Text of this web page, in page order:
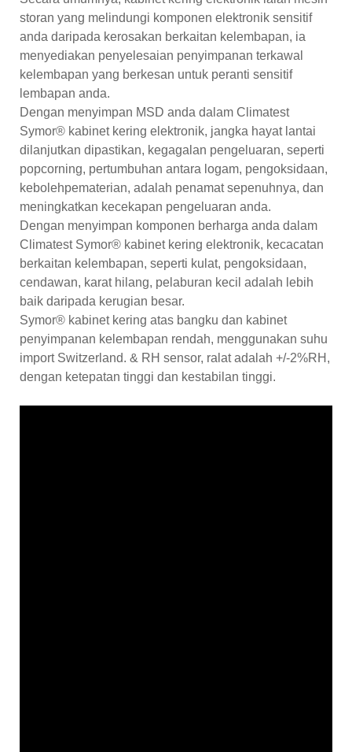
storan yang melindungi komponen elektronik sensitif
anda daripada kerosakan berkaitan kelembapan, ia
menyediakan penyelesaian penyimpanan terkawal
kelembapan yang berkesan untuk peranti sensitif
lembapan anda.
Dengan menyimpan MSD anda dalam Climatest
Symor® kabinet kering elektronik, jangka hayat lantai
dilanjutkan dipastikan, kegagalan pengeluaran, seperti
popcorning, pertumbuhan antara logam, pengoksidaan,
kebolehpematerian, adalah penamat sepenuhnya, dan
meningkatkan kecekapan pengeluaran anda.
Dengan menyimpan komponen berharga anda dalam
Climatest Symor® kabinet kering elektronik, kecacatan
berkaitan kelembapan, seperti kulat, pengoksidaan,
cendawan, karat hilang, pelaburan kecil adalah lebih
baik daripada kerugian besar.
Symor® kabinet kering atas bangku dan kabinet
penyimpanan kelembapan rendah, menggunakan suhu
import Switzerland. & RH sensor, ralat adalah +/-2%RH,
dengan ketepatan tinggi dan kestabilan tinggi.